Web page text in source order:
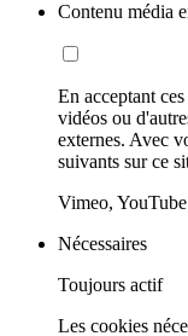
Contenu média
En acceptant
vidéos ou
externes. Avec
suivants sur ce
Vimeo, YouTube
Nécessaires
Toujours actif
Les cookies